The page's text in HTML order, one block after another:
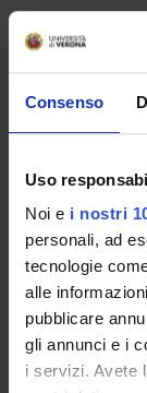
Consenso
Uso
Noi e i nostri
personali, ad
tecnologie
alle
pubblicare
gli annunci e i
i servizi. Avete
l’orario e l’aula.
comunicate
Gli studenti non
docente.
quale tutti sono
Il contenuto dei
esercitazioni
Ulteriore
learning
Testi di